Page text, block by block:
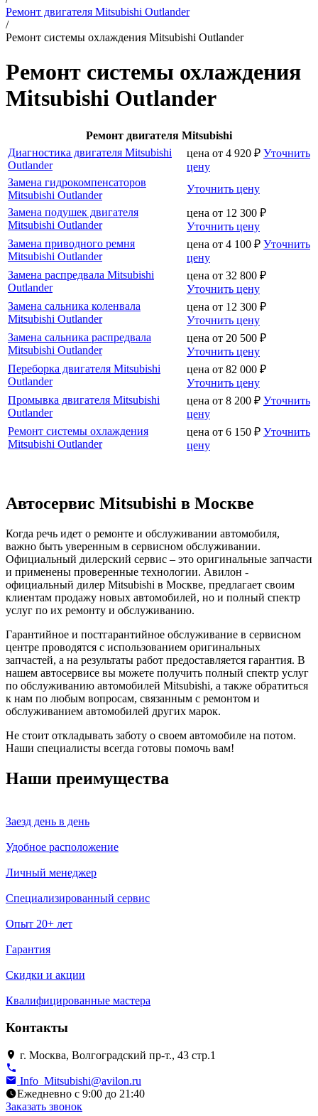
Ремонт двигателя Mitsubishi Outlander
/
Ремонт системы охлаждения Mitsubishi Outlander
Ремонт системы охлаждения
Mitsubishi Outlander
Ремонт двигателя Mitsubishi
Диагностика двигателя Mitsubishi
Outlander
цена от 4 920 ₽ Уточнить
цену
Замена гидрокомпенсаторов
Mitsubishi Outlander
Уточнить цену
Замена подушек двигателя
Mitsubishi Outlander
цена от 12 300 ₽
Уточнить цену
Замена приводного ремня
Mitsubishi Outlander
цена от 4 100 ₽ Уточнить
цену
Замена распредвала Mitsubishi
Outlander
цена от 32 800 ₽
Уточнить цену
Замена сальника коленвала
Mitsubishi Outlander
цена от 12 300 ₽
Уточнить цену
Замена сальника распредвала
Mitsubishi Outlander
цена от 20 500 ₽
Уточнить цену
Переборка двигателя Mitsubishi
Outlander
цена от 82 000 ₽
Уточнить цену
Промывка двигателя Mitsubishi
Outlander
цена от 8 200 ₽ Уточнить
цену
Ремонт системы охлаждения
Mitsubishi Outlander
цена от 6 150 ₽ Уточнить
цену
Автосервис Mitsubishi в Москве
Когда речь идет о ремонте и обслуживании автомобиля,
важно быть уверенным в сервисном обслуживании.
Официальный дилерский сервис – это оригинальные запчасти
и применены проверенные технологии. Авилон -
официальный дилер Mitsubishi в Москве, предлагает своим
клиентам продажу новых автомобилей, но и полный спектр
услуг по их ремонту и обслуживанию.
Гарантийное и постгарантийное обслуживание в сервисном
центре проводятся с использованием оригинальных
запчастей, а на результаты работ предоставляется гарантия. В
нашем автосервисе вы можете получить полный спектр услуг
по обслуживанию автомобилей Mitsubishi, а также обратиться
к нам по любым вопросам, связанным с ремонтом и
обслуживанием автомобилей других марок.
Не стоит откладывать заботу о своем автомобиле на потом.
Наши специалисты всегда готовы помочь вам!
Наши преимущества
Заезд день в день
Удобное расположение
Личный менеджер
Специализированный сервис
Опыт 20+ лет
Гарантия
Скидки и акции
Квалифицированные мастера
Контакты
г. Москва, Волгоградский пр-т., 43 стр.1
Info_Mitsubishi@avilon.ru
Ежедневно с 9:00 до 21:40
Заказать звонок